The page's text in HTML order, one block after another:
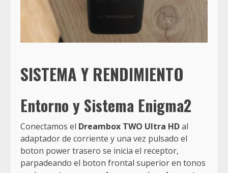
SISTEMA Y RENDIMIENTO
Entorno y Sistema Enigma2
Conectamos el Dreambox TWO Ultra HDal
adaptador de corriente y una vez pulsado el
boton power trasero se inicia el receptor,
parpadeando el boton frontal superior en tonos